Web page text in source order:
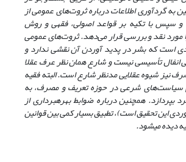
به گردآوری اطلاعات درباره ثروت‌های عمومی از
و سپس با تکیه بر قواعد اصولی، فقهی و روش
مورد نقد و بررسی قرار می‌دهد. ثروت‌های عمومی
است که بشر در پدید آوردن آن نقشی ندارد و
تأسیسی نیست و شارع همان نظر عرف عقلا
نیز شیوه عقلایی مدنظر شارع است. البته فقیه
سیاست‌های شرعی در حوزه تعریف و مصرف، به
بپردازد. همچنین درباره ضوابط بهره‏برداری از
این تحقیق است)، تطبیق بسیار کمی بین قوانین
دیده می‏شود.